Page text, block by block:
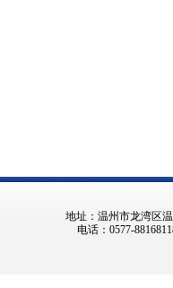
地址：温州市龙湾区
电话：0577-